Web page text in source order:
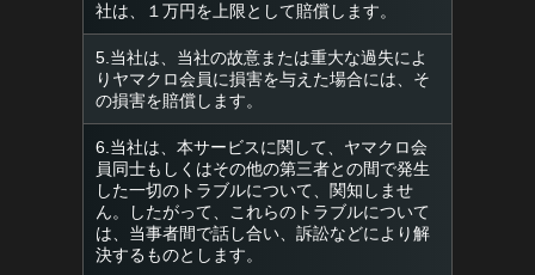
社は、１万円を上限として賠償します。
5.当社は、当社の故意または重大な過失によ
りヤマクロ会員に損害を与えた場合には、そ
の損害を賠償します。
6.当社は、本サービスに関して、ヤマクロ会
員同士もしくはその他の第三者との間で発生
した一切のトラブルについて、関知しませ
ん。したがって、これらのトラブルについて
は、当事者間で話し合い、訴訟などにより解
決するものとします。